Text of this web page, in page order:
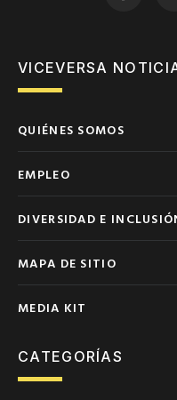
VICEVERSA
QUIÉNES SOMOS
EMPLEO
DIVERSIDAD E
MAPA DE SITIO
MEDIA KIT
CATEGORÍAS